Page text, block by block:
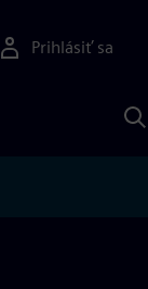
Prihlásiť sa